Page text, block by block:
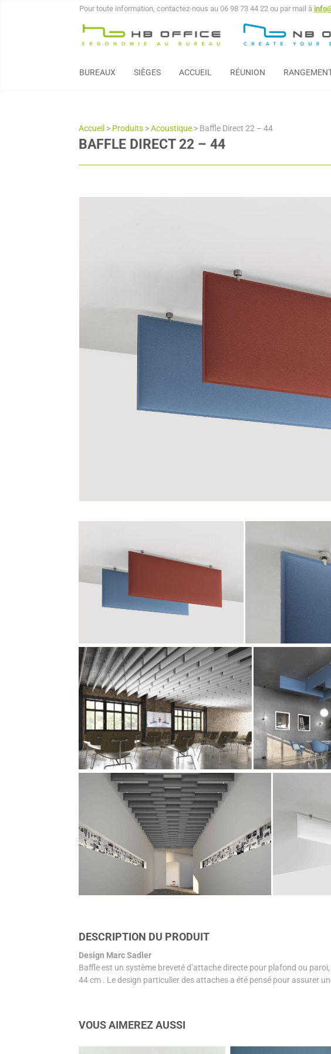
Pour toute information, contactez-nous au 06 98 73 44 22 ou par mail à
BUREAUX SIÈGES ACCUEIL RÉUNION
Accueil > Produits >Acoustique > Baffle Direct 22 – 44
BAFFLE DIRECT 22 – 44
DESCRIPTION DU PRODUIT
Design Marc Sadler
Baffle est un système breveté​ d’attache directe pour plafond ou
44 cm . Le design particulier des attaches a été pensé pour assurer
VOUS AIMEREZ AUSSI